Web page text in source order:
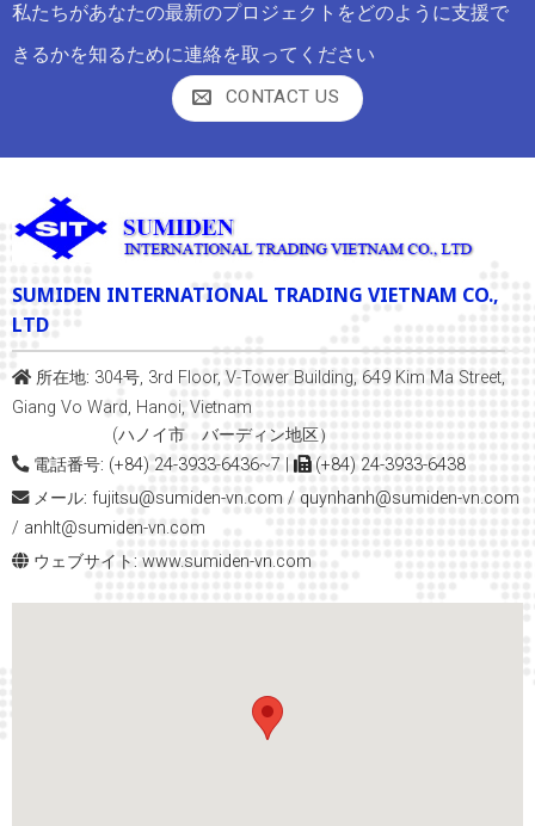
私たちがあなたの最新のプロジェクトをどのように支援で
きるかを知るために連絡を取ってください
CONTACT US
SUMIDEN INTERNATIONAL TRADING VIETNAM CO.,
LTD
所在地: 304号, 3rd Floor, V-Tower Building, 649 Kim Ma Street,
Giang Vo Ward, Hanoi, Vietnam
(ハノイ市 バーディン地区）
電話番号: (+84) 24-3933-6436~7
(+84) 24-3933-6438
メール: fujitsu@sumiden-vn.com / quynhanh@sumiden-vn.com
/ anhlt@sumiden-vn.com
ウェブサイト: www.sumiden-vn.com